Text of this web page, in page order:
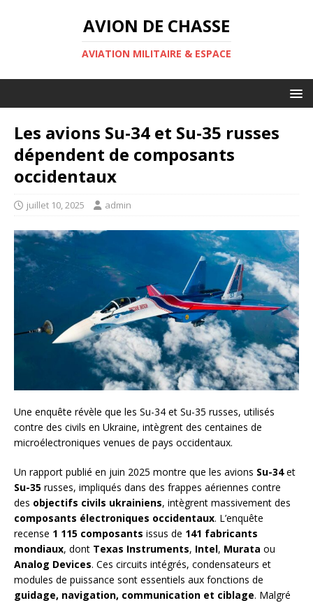
AVION DE CHASSE
AVIATION MILITAIRE & ESPACE
Les avions Su-34 et Su-35 russes
dépendent de composants
occidentaux
juillet 10, 2025 admin
Une enquête révèle que les Su-34 et Su-35 russes, utilisés
contre des civils en Ukraine, intègrent des centaines de
microélectroniques venues de pays occidentaux.
Un rapport publié en juin 2025 montre que les avions Su-34et
Su-35 russes, impliqués dans des frappes aériennes contre
des objectifs civils ukrainiens, intègrent massivement des
composants électroniques occidentaux. L’enquête
recense 1 115 composants issus de 141 fabricants
mondiaux, dont Texas Instruments, Intel, Murata ou
Analog Devices. Ces circuits intégrés, condensateurs et
modules de puissance sont essentiels aux fonctions de
guidage, navigation, communication et ciblage. Malgré